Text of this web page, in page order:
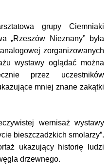
grupy Ciemniaki
„Rzeszów Nieznany” była
zorganizowanych
wystawy oglądać można
przez uczestników
mniej znane zakątki
wernisaż wystawy
bieszczadzkich smolarzy”.
ukazujący historię ludzi
drzewnego.